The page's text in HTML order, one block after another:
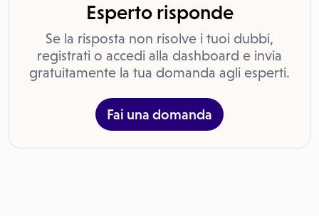
Esperto risponde
Se la risposta non risolve i tuoi dubbi,
registrati o accedi alla dashboard e invia
gratuitamente la tua domanda agli esperti.
Fai una domanda